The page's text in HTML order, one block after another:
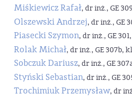
Miśkiewicz Rafał, dr inż., GE
Olszewski Andrzej, dr inż., GE
Piasecki Szymon, dr inż., GE
Rolak Michał, dr inż., GE 307b,
Sobczuk Dariusz, dr inż., GE
Styński Sebastian, dr inż., GE
Trochimiuk Przemysław, dr